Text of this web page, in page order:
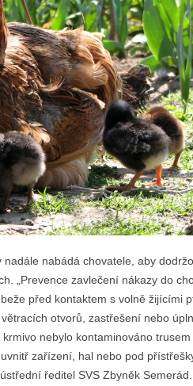
nabádá chovatele, aby
„Prevence zavlečení nákazy do
před kontaktem s volně žijícími
otvorů, zastřešení nebo
nebylo kontaminováno
zařízení, hal nebo pod
ředitel SVS Zbyněk Semerád.